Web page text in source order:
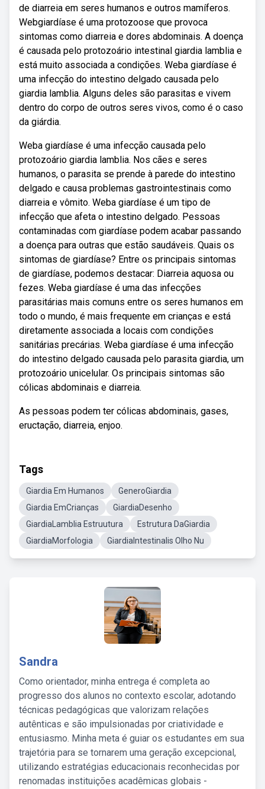
de diarreia em seres humanos e outros mamíferos.
Webgiardíase é uma protozoose que provoca
sintomas como diarreia e dores abdominais. A doença
é causada pelo protozoário intestinal giardia lamblia e
está muito associada a condições. Weba giardíase é
uma infecção do intestino delgado causada pelo
giardia lamblia. Alguns deles são parasitas e vivem
dentro do corpo de outros seres vivos, como é o caso
da giárdia.
Weba giardíase é uma infecção causada pelo
protozoário giardia lamblia. Nos cães e seres
humanos, o parasita se prende à parede do intestino
delgado e causa problemas gastrointestinais como
diarreia e vômito. Weba giardíase é um tipo de
infecção que afeta o intestino delgado. Pessoas
contaminadas com giardíase podem acabar passando
a doença para outras que estão saudáveis. Quais os
sintomas de giardíase? Entre os principais sintomas
de giardíase, podemos destacar: Diarreia aquosa ou
fezes. Weba giardíase é uma das infecções
parasitárias mais comuns entre os seres humanos em
todo o mundo, é mais frequente em crianças e está
diretamente associada a locais com condições
sanitárias precárias. Weba giardíase é uma infecção
do intestino delgado causada pelo parasita giardia, um
protozoário unicelular. Os principais sintomas são
cólicas abdominais e diarreia.
As pessoas podem ter cólicas abdominais, gases,
eructação, diarreia, enjoo.
Tags
Giardia Em Humanos
GeneroGiardia
Giardia EmCrianças
GiardiaDesenho
GiardiaLamblia Estruutura
Estrutura DaGiardia
GiardiaMorfologia
GiardiaIntestinalis Olho Nu
Sandra
Como orientador, minha entrega é completa ao
progresso dos alunos no contexto escolar, adotando
técnicas pedagógicas que valorizam relações
autênticas e são impulsionadas por criatividade e
entusiasmo. Minha meta é guiar os estudantes em sua
trajetória para se tornarem uma geração excepcional,
utilizando estratégias educacionais reconhecidas por
renomadas instituições acadêmicas globais -